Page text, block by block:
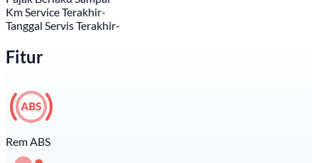
Km Service Terakhir-
Tanggal Servis Terakhir-
Fitur
Rem ABS